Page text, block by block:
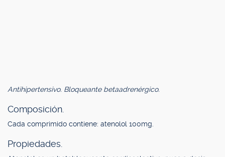
Antihipertensivo. Bloqueante betaadrenérgico.
Composición.
Cada comprimido contiene: atenolol 100mg.
Propiedades.